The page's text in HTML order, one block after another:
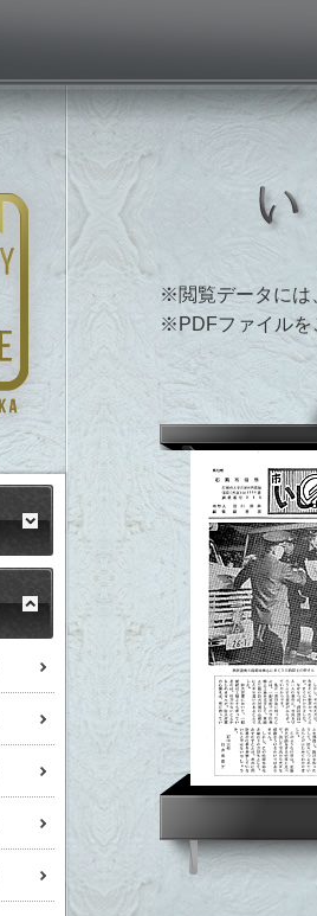
※閲覧データには
※PDFファイルを
PUBLICITY PAPER ARCHIVE
MENU